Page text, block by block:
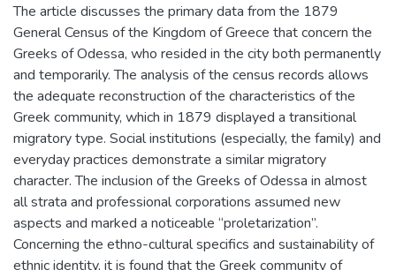
The article discusses the primary data from the 1879
General Census of the Kingdom of Greece that concern the
Greeks of Odessa, who resided in the city both permanently
and temporarily. The analysis of the census records allows
the adequate reconstruction of the characteristics of the
Greek community, which in 1879 displayed a transitional
migratory type. Social institutions (especially, the family) and
everyday practices demonstrate a similar migratory
character. The inclusion of the Greeks of Odessa in almost
all strata and professional corporations assumed new
aspects and marked a noticeable “proletarization”.
Concerning the ethno-cultural specifics and sustainability of
ethnic identity, it is found that the Greek community of